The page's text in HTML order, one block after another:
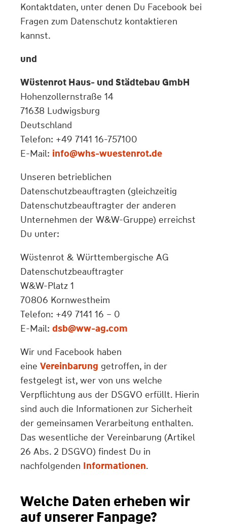
Kontaktdaten, unter denen Du Facebook bei
Fragen zum Datenschutz kontaktieren
kannst.
und
Wüstenrot Haus- und Städtebau GmbH
Hohenzollernstraße 14
71638 Ludwigsburg
Deutschland
Telefon: +49 7141 16-757100
E-Mail: info@whs-wuestenrot.de
Unseren betrieblichen
Datenschutzbeauftragten (gleichzeitig
Datenschutzbeauftragter der anderen
Unternehmen der W&W-Gruppe) erreichst
Du unter:
Wüstenrot & Württembergische AG
Datenschutzbeauftragter
W&W-Platz 1
70806 Kornwestheim
Telefon: +49 7141 16 – 0
E-Mail: dsb@ww-ag.com
Wir und Facebook haben
eine Vereinbarung getroffen, in der
festgelegt ist, wer von uns welche
Verpflichtung aus der DSGVO erfüllt. Hierin
sind auch die Informationen zur Sicherheit
der gemeinsamen Verarbeitung enthalten.
Das wesentliche der Vereinbarung (Artikel
26 Abs. 2 DSGVO) findest Du in
nachfolgenden Informationen.
Welche Daten erheben wir
auf unserer Fanpage?